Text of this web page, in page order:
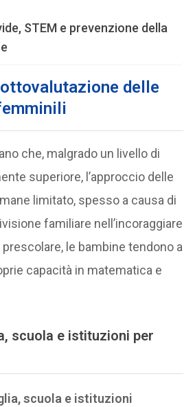
STEM e prevenzione della
delle
che, malgrado un livello di
superiore, l’approccio delle
limitato, spesso a causa di
familiare nell’incoraggiare
le bambine tendono a
capacità in matematica e
scuola e istituzioni per
scuola e istituzioni